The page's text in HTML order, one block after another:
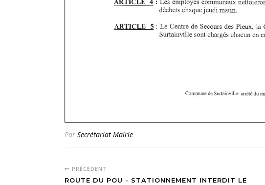
Par Secrétariat Mairie
PRÉCÉDENT
ROUTE DU POU - STATIONNEMENT INTERDIT LE